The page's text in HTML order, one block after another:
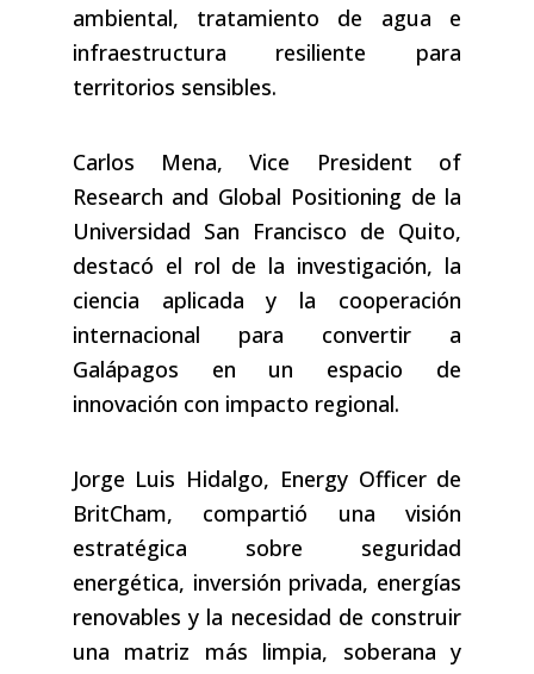
ambiental, tratamiento de agua e
infraestructura resiliente para
territorios sensibles.
Carlos Mena, Vice President of
Research and Global Positioning de la
Universidad San Francisco de Quito,
destacó el rol de la investigación, la
ciencia aplicada y la cooperación
internacional para convertir a
Galápagos en un espacio de
innovación con impacto regional.
Jorge Luis Hidalgo, Energy Officer de
BritCham, compartió una visión
estratégica sobre seguridad
energética, inversión privada, energías
renovables y la necesidad de construir
una matriz más limpia, soberana y